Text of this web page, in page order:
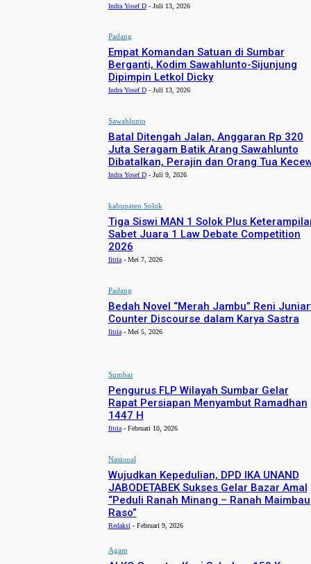
Indra Yosef D - Juli 13, 2026
Padang
Empat Komandan Satuan di Sumbar
Berganti, Kodim Sawahlunto-Sijunjung
Dipimpin Letkol Dicky
Indra Yosef D - Juli 13, 2026
Sawahlunto
Batal Ditengah Jalan, Anggaran Rp 320
Juta Seragam Batik Arang Sawahlunto
Dibatalkan, Perajin dan Orang Tua
Indra Yosef D - Juli 9, 2026
kabupaten Solok
Tiga Siswi MAN 1 Solok Plus
Sabet Juara 1 Law Debate Competition
2026
fitria - Mei 7, 2026
Padang
Bedah Novel “Merah Jambu” Reni
Counter Discourse dalam Karya Sastra
fitria - Mei 5, 2026
Sumbar
Pengurus FLP Wilayah Sumbar Gelar
Rapat Persiapan Menyambut Ramadhan
1447 H
fitria - Februari 10, 2026
Nasional
Wujudkan Kepedulian, DPD IKA UNAND
JABODETABEK Sukses Gelar Bazar Amal
“Peduli Ranah Minang – Ranah Maimbau
Raso”
Redaksi - Februari 9, 2026
Agam